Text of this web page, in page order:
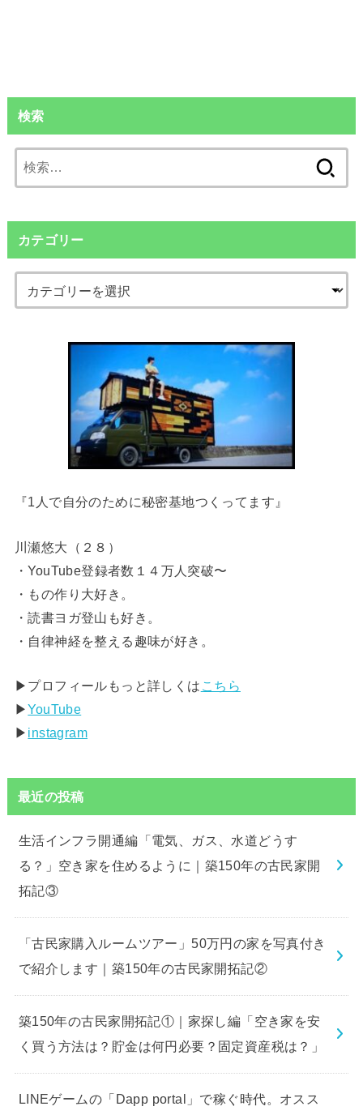
検索
索:
カテゴリー
『1人で自分のために秘密基地つくってます』
川瀬悠大（２８）
・YouTube登録者数１４万人突破〜
・もの作り大好き。
・読書ヨガ登山も好き。
・自律神経を整える趣味が好き。
▶︎プロフィールもっと詳しくは こちら
▶︎YouTube
▶︎ instagram
最近の投稿
生活インフラ開通編「電気、ガス、水道どうす
る？」空き家を住めるように｜築150年の古民家開
拓記③
「古民家購入ルームツアー」50万円の家を写真付き
で紹介します｜築150年の古民家開拓記②
築150年の古民家開拓記①｜家探し編「空き家を安
く買う方法は？貯金は何円必要？固定資産税は？」
LINEゲームの「Dapp portal」で稼ぐ時代。オスス